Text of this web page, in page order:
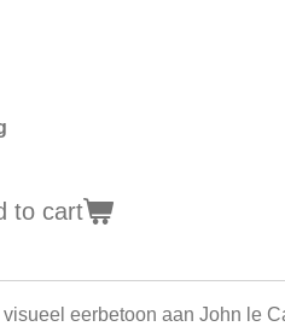
to cart
eerbetoon aan John le